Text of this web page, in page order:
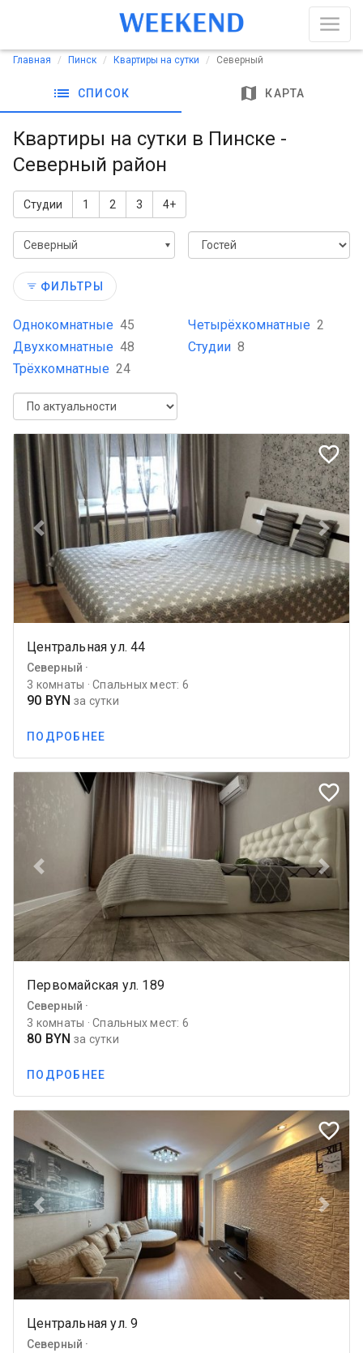
Главная Пинск Квартиры на сутки Северный
list СПИСОК map КАРТА
Квартиры на сутки в Пинске -
Северный район
Студии 1 2 3 4+
Северный
ФИЛЬТРЫ
Однокомнатные 45
Двухкомнатные 48
Трёхкомнатные 24
Четырёхкомнатные 2
Студии 8
favorite_border
Previous Next
Центральная ул. 44
Северный ·
3 комнаты · Спальных мест: 6
90 BYN за сутки
ПОДРОБНЕЕ
favorite_border
Previous Next
Первомайская ул. 189
Северный ·
3 комнаты · Спальных мест: 6
80 BYN за сутки
ПОДРОБНЕЕ
favorite_border
Previous Next
Центральная ул. 9
Северный ·